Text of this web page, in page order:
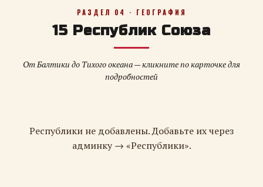
РАЗДЕЛ 04 · ГЕОГРАФИЯ
15 Республик Союза
От Балтики до Тихого океана — кликните по карточке для
подробностей
Республики не добавлены. Добавьте их через
админку → «Республики».